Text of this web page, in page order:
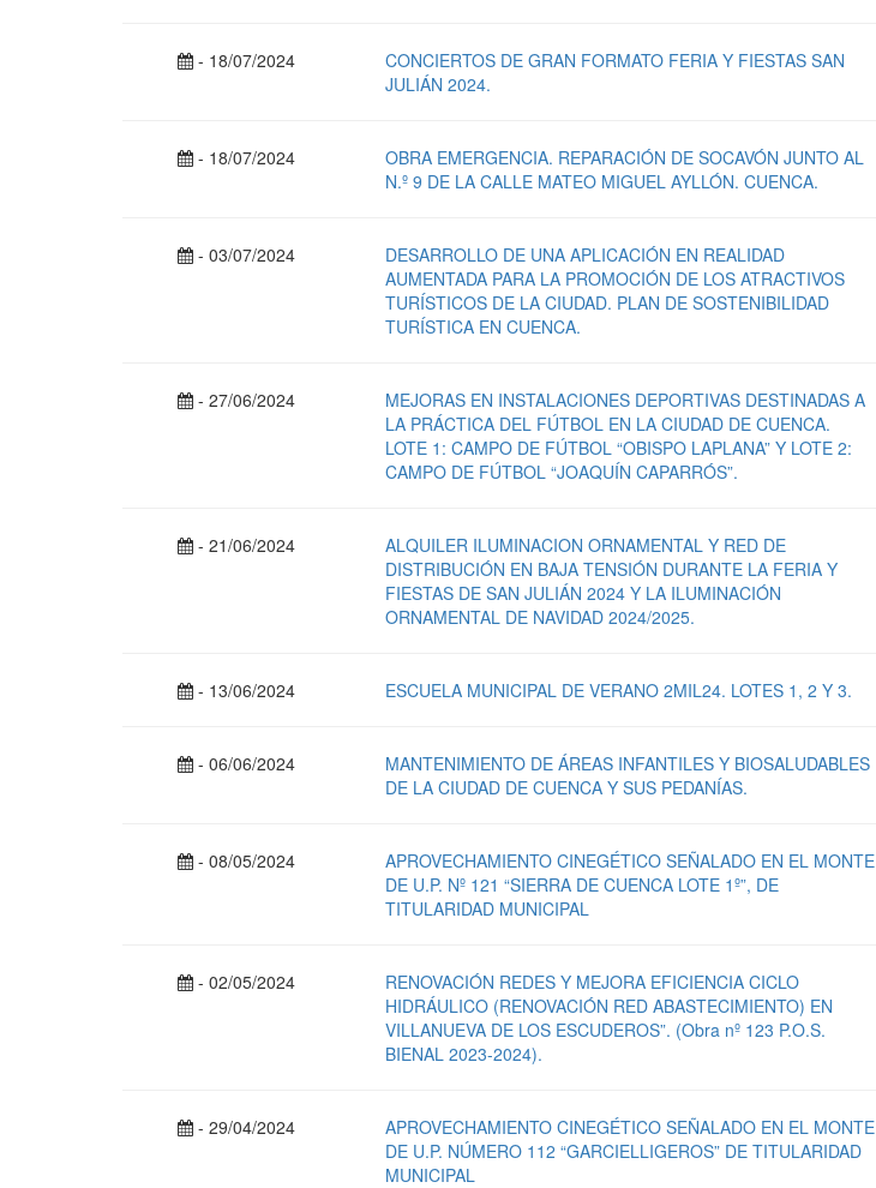
- 18/07/2024
CONCIERTOS DE GRAN FORMATO FERIA Y FIESTAS SAN
JULIÁN 2024.
- 18/07/2024
OBRA EMERGENCIA. REPARACIÓN DE SOCAVÓN JUNTO AL
N.º 9 DE LA CALLE MATEO MIGUEL AYLLÓN. CUENCA.
- 03/07/2024
DESARROLLO DE UNA APLICACIÓN EN REALIDAD
AUMENTADA PARA LA PROMOCIÓN DE LOS ATRACTIVOS
TURÍSTICOS DE LA CIUDAD. PLAN DE SOSTENIBILIDAD
TURÍSTICA EN CUENCA.
- 27/06/2024
MEJORAS EN INSTALACIONES DEPORTIVAS DESTINADAS A
LA PRÁCTICA DEL FÚTBOL EN LA CIUDAD DE CUENCA.
LOTE 1: CAMPO DE FÚTBOL “OBISPO LAPLANA” Y LOTE 2:
CAMPO DE FÚTBOL “JOAQUÍN CAPARRÓS”.
- 21/06/2024
ALQUILER ILUMINACION ORNAMENTAL Y RED DE
DISTRIBUCIÓN EN BAJA TENSIÓN DURANTE LA FERIA Y
FIESTAS DE SAN JULIÁN 2024 Y LA ILUMINACIÓN
ORNAMENTAL DE NAVIDAD 2024/2025.
- 13/06/2024 ESCUELA MUNICIPAL DE VERANO 2MIL24. LOTES 1, 2 Y 3.
- 06/06/2024
MANTENIMIENTO DE ÁREAS INFANTILES Y BIOSALUDABLES
DE LA CIUDAD DE CUENCA Y SUS PEDANÍAS.
- 08/05/2024
APROVECHAMIENTO CINEGÉTICO SEÑALADO EN EL MONTE
DE U.P. Nº 121 “SIERRA DE CUENCA LOTE 1º”, DE
TITULARIDAD MUNICIPAL
- 02/05/2024
RENOVACIÓN REDES Y MEJORA EFICIENCIA CICLO
HIDRÁULICO (RENOVACIÓN RED ABASTECIMIENTO) EN
VILLANUEVA DE LOS ESCUDEROS”. (Obra nº 123 P.O.S.
BIENAL 2023-2024).
- 29/04/2024
APROVECHAMIENTO CINEGÉTICO SEÑALADO EN EL MONTE
DE U.P. NÚMERO 112 “GARCIELLIGEROS” DE TITULARIDAD
MUNICIPAL